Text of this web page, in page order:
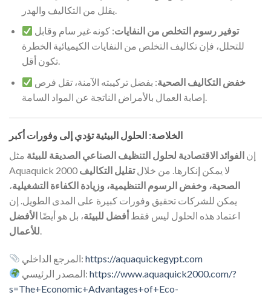
توفير رسوم التخلص من النفايات: كونه غير سام وقابل
للتحلل، فإن تكاليف التخلص من النفايات الكيميائية الخطرة
تكون أقل.
خفض التكاليف الصحية: بفضل تركيبته الآمنة، تقل فرص
إصابة العمال بالأمراض الناتجة عن المواد السامة.
الخلاصة: الحلول البيئية تؤدي إلى وفورات أكبر
إن الفوائد الاقتصادية لحلول التنظيف الصناعي الصديقة للبيئة مثل
Aquaquick 2000 لا يمكن إنكارها. من خلالتقليل التكاليف
الصحية، وخفض الرسوم التنظيمية، وزيادة الكفاءة التشغيلية،
يمكن للشركات تحقيق وفورات كبيرة على المدى الطويل. إن
اعتماد هذه الحلول ليس فقطأفضل للبيئة، بل هو أيضًا الأفضل
للأعمال
المرجع الداخلي:https://aquaquickegypt.com
المصدر الرئيسي:https://www.aquaquick2000.com/?
s=The+Economic+Advantages+of+Eco-